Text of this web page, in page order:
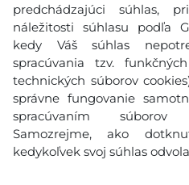
predchádzajúci súhlas,
náležitosti súhlasu podľa
kedy Váš súhlas
spracúvania tzv.
technických súborov
správne fungovanie
spracúvaním súborov
Samozrejme, ako
kedykoľvek svoj súhlas